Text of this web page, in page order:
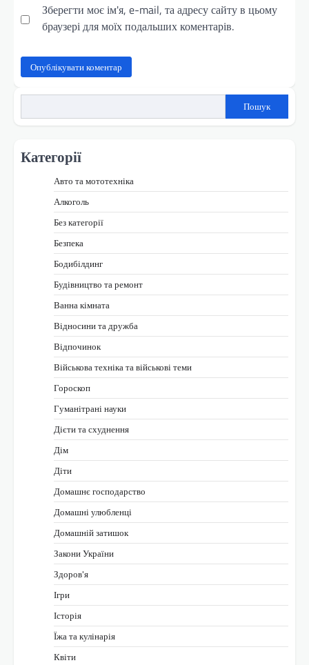
Зберегти моє ім'я, e-mail, та адресу сайту в цьому
браузері для моїх подальших коментарів.
Пошук
Категорії
Авто та мототехніка
Алкоголь
Без категорії
Безпека
Бодибілдинг
Будівництво та ремонт
Ванна кімната
Відносини та дружба
Відпочинок
Військова техніка та військові теми
Гороскоп
Гуманітрані науки
Дієти та схуднення
Дім
Діти
Домашнє господарство
Домашні улюбленці
Домашній затишок
Закони України
Здоров'я
Ігри
Історія
Їжа та кулінарія
Квіти